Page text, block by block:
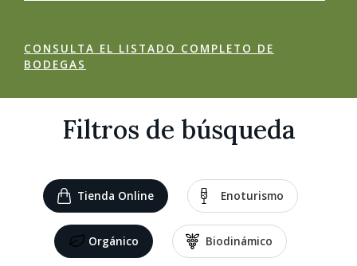
CONSULTA EL LISTADO COMPLETO DE
BODEGAS
Filtros de búsqueda
Tienda Online Enoturismo
Orgánico Biodinámico